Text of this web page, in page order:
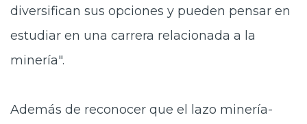
diversifican sus opciones y pueden pensar en
estudiar en una carrera relacionada a la
minería".
Además de reconocer que el lazo minería-